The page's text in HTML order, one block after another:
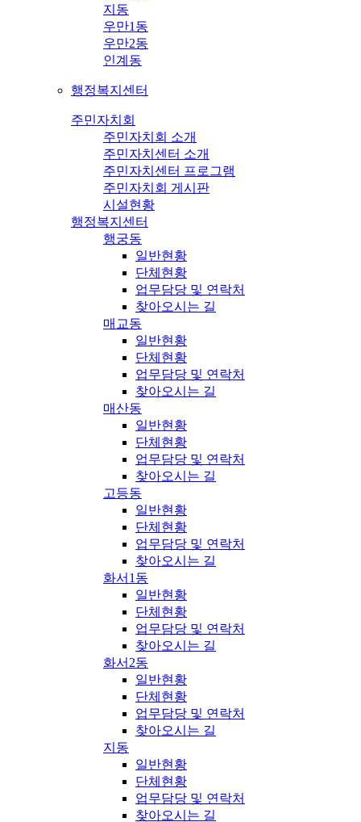
지동
우만1동
우만2동
인계동
행정복지센터
주민자치회
주민자치회 소개
주민자치센터 소개
주민자치센터 프로그램
주민자치회 게시판
시설현황
행정복지센터
행궁동
일반현황
단체현황
업무담당 및 연락처
찾아오시는 길
매교동
일반현황
단체현황
업무담당 및 연락처
찾아오시는 길
매산동
일반현황
단체현황
업무담당 및 연락처
찾아오시는 길
고등동
일반현황
단체현황
업무담당 및 연락처
찾아오시는 길
화서1동
일반현황
단체현황
업무담당 및 연락처
찾아오시는 길
화서2동
일반현황
단체현황
업무담당 및 연락처
찾아오시는 길
지동
일반현황
단체현황
업무담당 및 연락처
찾아오시는 길